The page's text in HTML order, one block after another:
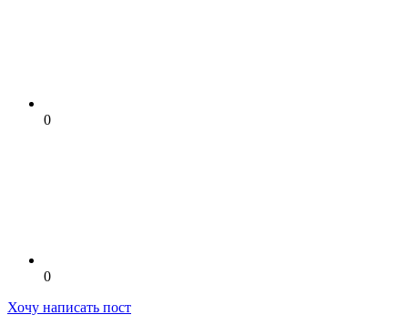
0
0
Хочу написать пост